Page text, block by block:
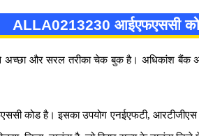
ALLA0213230 आईएफएससी
अच्छा और सरल तरीका चेक बुक है। अधिकांश
कोड है। इसका उपयोग एनईएफटी,